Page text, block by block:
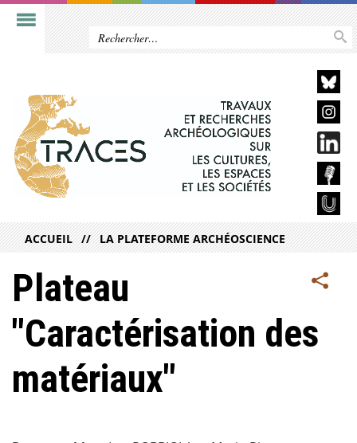
ACCUEIL LA PLATEFORME ARCHÉOSCIENCE
Plateau
"Caractérisation des
matériaux"